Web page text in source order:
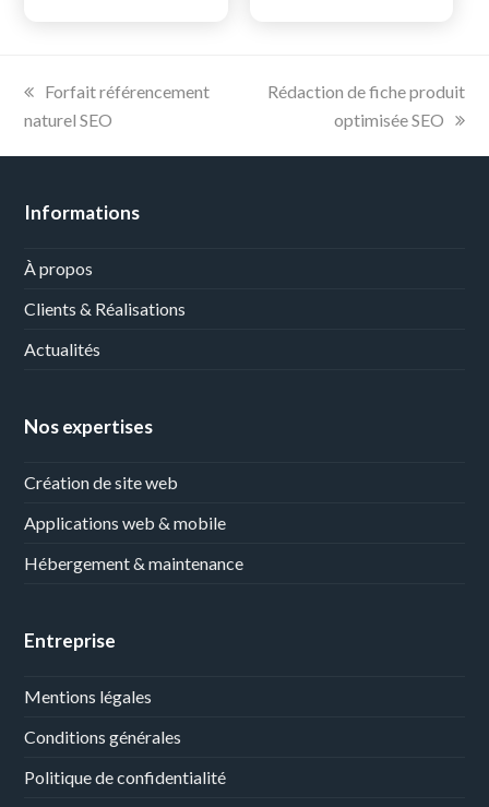
previous
post:
Forfait référencement
naturel SEO
next
Rédaction de fiche produit
optimisée SEO
Informations
À propos
Clients & Réalisations
Actualités
Nos expertises
Création de site web
Applications web & mobile
Hébergement & maintenance
Entreprise
Mentions légales
Conditions générales
Politique de confidentialité